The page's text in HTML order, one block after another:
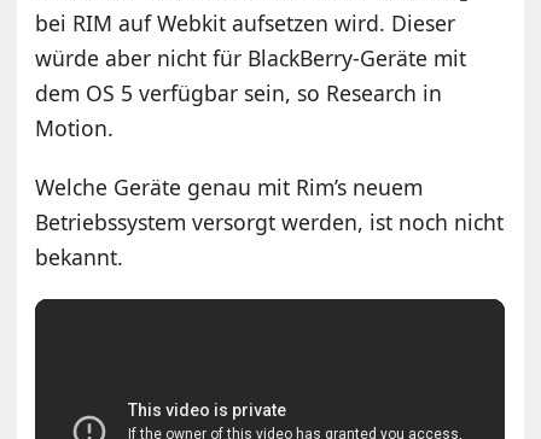
bei RIM auf Webkit aufsetzen wird. Dieser
würde aber nicht für BlackBerry-Geräte mit
dem OS 5 verfügbar sein, so Research in
Motion.
Welche Geräte genau mit Rim’s neuem
Betriebssystem versorgt werden, ist noch nicht
bekannt.